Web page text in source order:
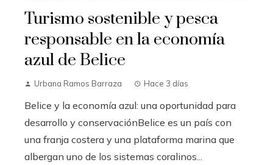
Turismo sostenible y pesca
responsable en la economía
azul de Belice
Urbana Ramos Barraza Hace 3 días
Belice y la economía azul: una oportunidad para
desarrollo y conservaciónBelice es un país con
una franja costera y una plataforma marina que
albergan uno de los sistemas coralinos...